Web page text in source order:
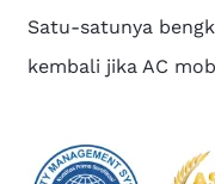
Satu-satunya
kembali jika AC